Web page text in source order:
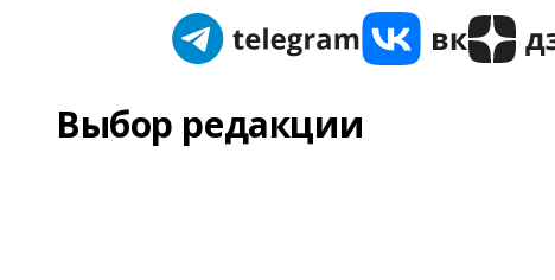
Выбор редакции